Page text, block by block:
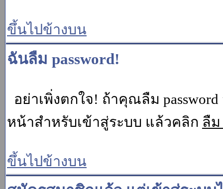
ขึ้นไปข้างบน
ฉันลืม password!
อย่าเพิ่งตกใจ! ถ้าคุณลืม
หน้าสำหรับเข้าสู่ระบบ แล้วคลิก ลืม
ขึ้นไปข้างบน